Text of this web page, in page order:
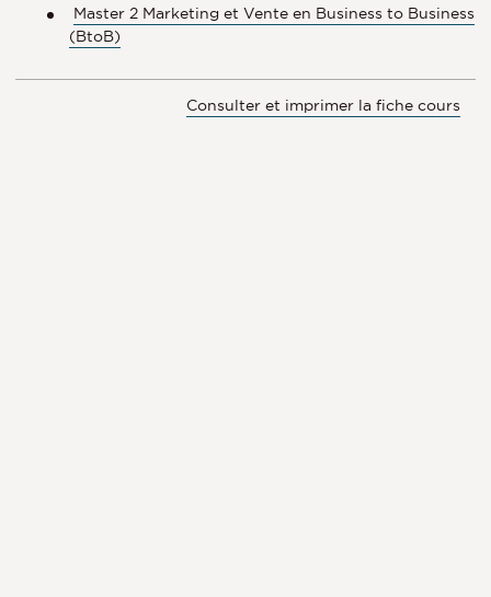
Master 2 Marketing et Vente en Business to Business
(BtoB)
Consulter et imprimer la fiche cours